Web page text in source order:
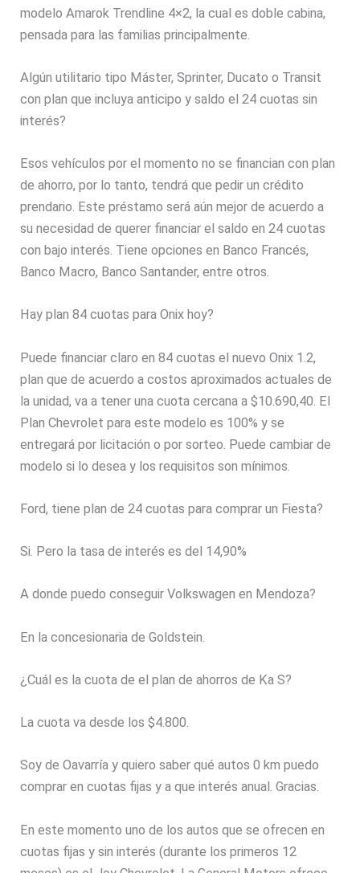
modelo Amarok Trendline 4×2, la cual es doble cabina,
pensada para las familias principalmente.
Algún utilitario tipo Máster, Sprinter, Ducato o Transit
con plan que incluya anticipo y saldo el 24 cuotas sin
interés?
Esos vehículos por el momento no se financian con plan
de ahorro, por lo tanto, tendrá que pedir un crédito
prendario. Este préstamo será aún mejor de acuerdo a
su necesidad de querer financiar el saldo en 24 cuotas
con bajo interés. Tiene opciones en Banco Francés,
Banco Macro, Banco Santander, entre otros.
Hay plan 84 cuotas para Onix hoy?
Puede financiar claro en 84 cuotas el nuevo Onix 1.2,
plan que de acuerdo a costos aproximados actuales de
la unidad, va a tener una cuota cercana a $10.690,40. El
Plan Chevrolet para este modelo es 100% y se
entregará por licitación o por sorteo. Puede cambiar de
modelo si lo desea y los requisitos son mínimos.
Ford, tiene plan de 24 cuotas para comprar un Fiesta?
Si. Pero la tasa de interés es del 14,90%
A donde puedo conseguir Volkswagen en Mendoza?
En la concesionaria de Goldstein.
¿Cuál es la cuota de el plan de ahorros de Ka S?
La cuota va desde los $4.800.
Soy de Oavarría y quiero saber qué autos 0 km puedo
comprar en cuotas fijas y a que interés anual. Gracias.
En este momento uno de los autos que se ofrecen en
cuotas fijas y sin interés (durante los primeros 12